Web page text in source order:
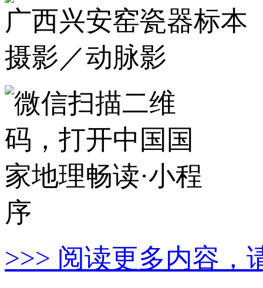
广西兴安窑瓷器标本
摄影／动脉影
>>> 阅读更多内容，